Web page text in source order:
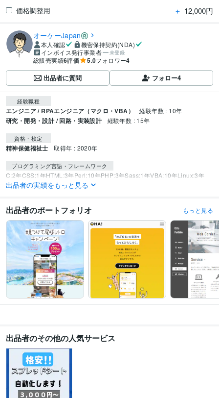
価格調整用 ＋ 12,000円
オーケーJapan
本人確認
機密保持契約(NDA)
インボイス発行事業者
未登録
総販売実績6評価 5.0フォロワー4
出品者に質問 フォロー4
経験職種
エンジニア / RPAエンジニア（マクロ・VBA） 経験年数 : 10年
研究・開発・設計 / 回路・実装設計 経験年数 : 15年
資格・検定
精神保健福祉士 取得年 : 2020年
プログラミング言語・フレームワーク
C:2年CSS:1年HTML:3年Perl:10年PHP:3年Sass:1年VBA:10年Linux:3年
UNIX:15年MySQL:0年
Excel:20年PowerPoint:20年 Word:20年
得意分野
Web制作・HP作成・EC構築 HTML、CSS及びWordPress
飲食店・美容院
出品者の実績をもっと見る
出品者のポートフォリオ もっと見る
出品者のその他の人気サービス